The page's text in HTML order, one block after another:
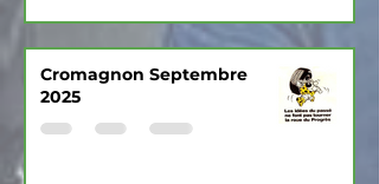
Cromagnon Septembre
2025